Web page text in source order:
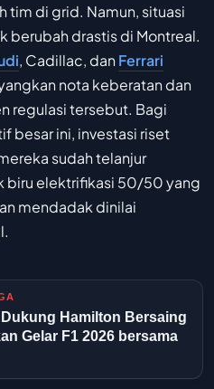
tim di grid. Namun, situasi
drastis di Montreal.
, Cadillac, danFerrari
nota keberatan dan
regulasi tersebut. Bagi
besar ini, investasi riset
sudah telanjur
biru elektrifikasi 50/50 yang
mendadak dinilai
Hamilton Bersaing
Gelar F1 2026 bersama